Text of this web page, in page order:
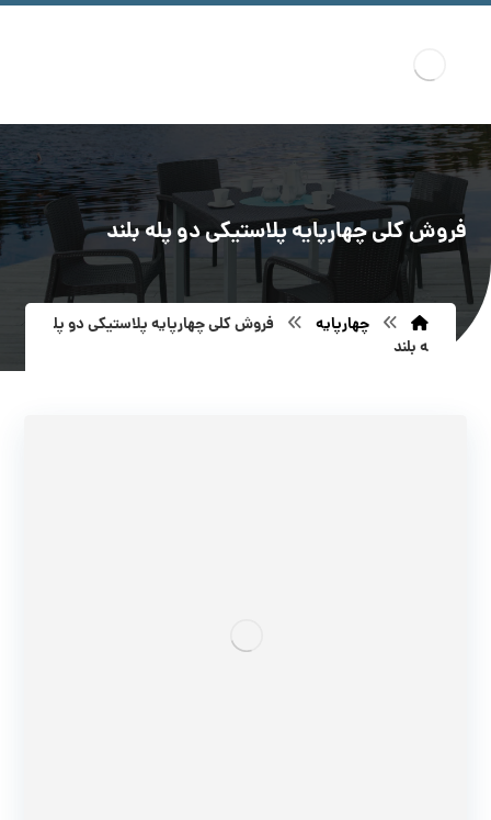
فروش کلی چهارپایه پلاستیکی دو پله بلند
چهارپایه
فروش کلی چهارپایه پلاستیکی دو پل
ه بلند